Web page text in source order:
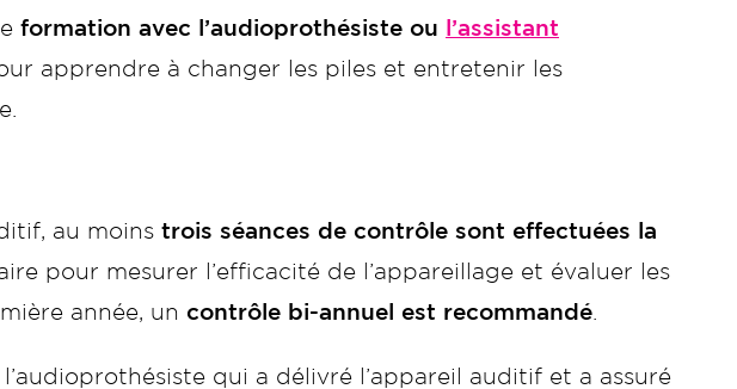
formation avec l’audioprothésiste ou
l’assistant
apprendre à changer les piles et entretenir les
au moins trois séances de contrôle sont effectuées la
pour mesurer l’efficacité de l’appareillage et évaluer les
année, un contrôle bi-annuel est recommandé
qui a délivré l’appareil auditif et a assuré